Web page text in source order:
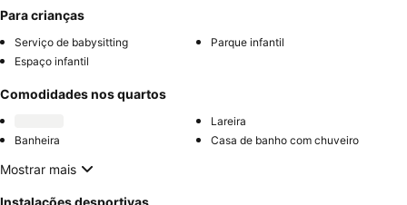
Para crianças
Serviço de babysitting
Parque infantil
Espaço infantil
Comodidades nos quartos
Lareira
Banheira
Casa de banho com chuveiro
Mostrar mais